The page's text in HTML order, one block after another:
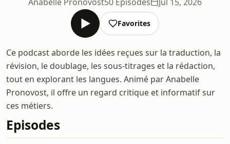
Favorites
Ce podcast aborde les idées reçues sur la traduction, la
révision, le doublage, les sous-titrages et la rédaction,
tout en explorant les langues. Animé par Anabelle
Pronovost, il offre un regard critique et informatif sur
ces métiers.
Episodes